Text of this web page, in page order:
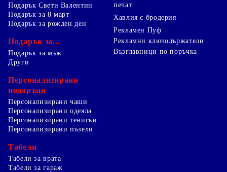
Подарък Свети Валентин
Подарък за 8 март
Подарък за рожден ден
Подарък за...
Подарък за мъж
печат
Хавлия с бродерия
Рекламен Пуф
Рекламни ключодържатели
Възглавници по поръчка
Други
Персонализирани
подаръци
Персонализирани чаши
Персонализирани одеяла
Персонализирани тениски
Персонализирани пъзели
Табели
Табели за врата
Табели за гараж